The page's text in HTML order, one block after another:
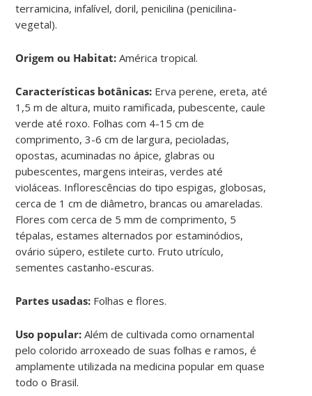
terramicina, infalível, doril, penicilina (penicilina-
vegetal).
Origem ou Habitat:América tropical.
Características botânicas: Erva perene, ereta, até
1,5 m de altura, muito ramificada, pubescente, caule
verde até roxo. Folhas com 4-15 cm de
comprimento, 3-6 cm de largura, pecioladas,
opostas, acuminadas no ápice, glabras ou
pubescentes, margens inteiras, verdes até
violáceas. Inflorescências do tipo espigas, globosas,
cerca de 1 cm de diâmetro, brancas ou amareladas.
Flores com cerca de 5 mm de comprimento, 5
tépalas, estames alternados por estaminódios,
ovário súpero, estilete curto. Fruto utrículo,
sementes castanho-escuras.
Partes usadas: Folhas e flores.
Uso popular:Além de cultivada como ornamental
pelo colorido arroxeado de suas folhas e ramos, é
amplamente utilizada na medicina popular em quase
todo o Brasil.